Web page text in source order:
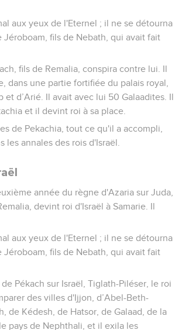
de Damas par le roi Achaz, et il le
ne soit de retour de Damas.
le roi vit l'autel, s'en approcha et y
holocauste et son offrande végétale, y
et l’aspergea avec le sang de ses
du temple l'autel de bronze qui était
qu'il ne soit pas entre le nouvel autel et
et il le plaça à côté du nouvel autel,
donna cet ordre au prêtre Urie : « Fais
l'holocauste du matin et l'offrande
et l’offrande végétale du roi,
les offrandes végétales de tout le peuple
et tout le sang des sacrifices. En
de bronze, je m'en occuperai. »
les panneaux des bases et enleva les
dessus. Il descendit la cuve de